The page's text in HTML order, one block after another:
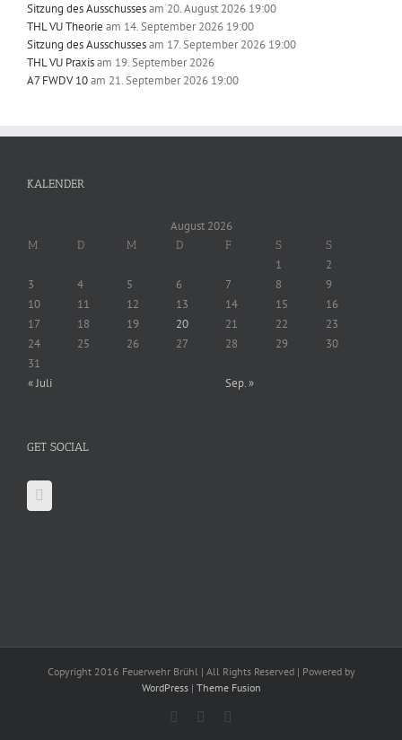
Sitzung des Ausschussesam 20. August 2026 19:00
THL VU Theorie am 14. September 2026 19:00
Sitzung des Ausschussesam 17. September 2026 19:00
THL VU Praxisam 19. September 2026
A7 FWDV 10am 21. September 2026 19:00
KALENDER
August 2026
M D M D F S S
1
2
3
4 5 6 7 8
9
10
11 12 13 14 15
16
17
18 19 20 21 22
23
24
25 26 27 28 29
30
31
« Juli
Sep. »
GET SOCIAL
Copyright 2016 Feuerwehr Brühl | All Rights Reserved | Powered by
WordPress| Theme Fusion
Facebook